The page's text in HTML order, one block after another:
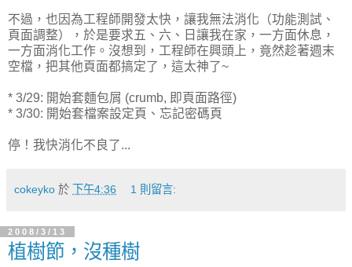
不過，也因為工程師開發太快，讓我無法消化（功能測試、
頁面調整），於是要求五、六、日讓我在家，一方面休息，
一方面消化工作。沒想到，工程師在興頭上，竟然趁著週末
空檔，把其他頁面都搞定了，這太神了~
* 3/29: 開始套麵包屑 (crumb, 即頁面路徑)
* 3/30: 開始套檔案設定頁、忘記密碼頁
停！我快消化不良了...
cokeyko 於 下午4:36 1 則留言:
2008/3/13
植樹節，沒種樹